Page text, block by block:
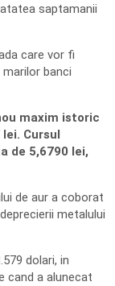
saptamanii
care vor fi
banci
maxim istoric
Cursul
de 5,6790 lei,
de aur a coborat
metalului
dolari, in
cand a alunecat